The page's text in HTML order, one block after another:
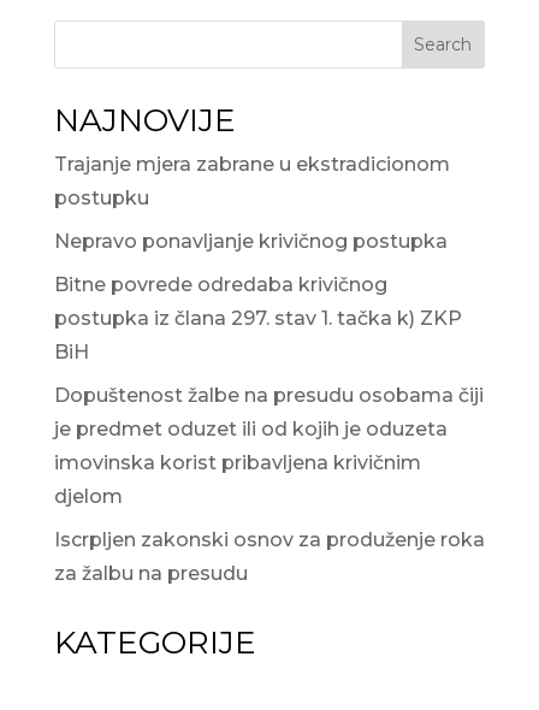
Search
NAJNOVIJE
Trajanje mjera zabrane u ekstradicionom
postupku
Nepravo ponavljanje krivičnog postupka
Bitne povrede odredaba krivičnog
postupka iz člana 297. stav 1. tačka k) ZKP
BiH
Dopuštenost žalbe na presudu osobama čiji
je predmet oduzet ili od kojih je oduzeta
imovinska korist pribavljena krivičnim
djelom
Iscrpljen zakonski osnov za produženje roka
za žalbu na presudu
KATEGORIJE